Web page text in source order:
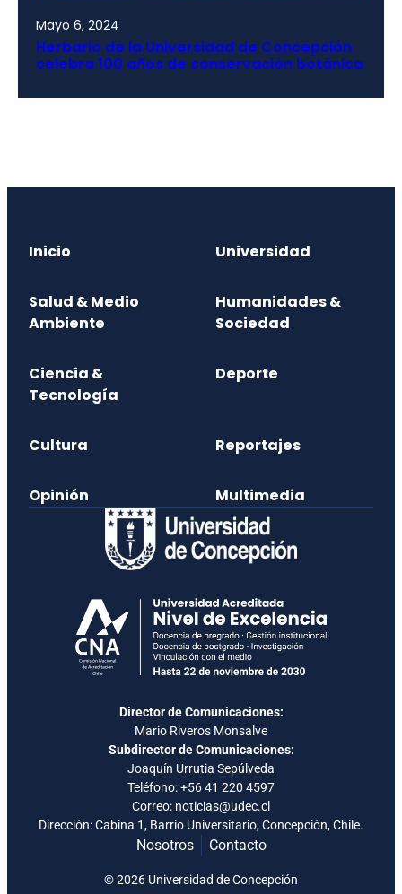
Mayo 6, 2024
Herbario de la Universidad de Concepción
celebra 100 años de conservación botánica
Inicio Universidad
Salud & Medio
Ambiente
Humanidades &
Sociedad
Ciencia &
Tecnología
Deporte
Cultura Reportajes
Opinión Multimedia
Director de Comunicaciones:
Mario Riveros Monsalve
Subdirector de Comunicaciones:
Joaquín Urrutia Sepúlveda
Teléfono:+56 41 220 4597
Correo: noticias@udec.cl
Dirección: Cabina 1, Barrio Universitario, Concepción, Chile.
Nosotros Contacto
© 2026 Universidad de Concepción